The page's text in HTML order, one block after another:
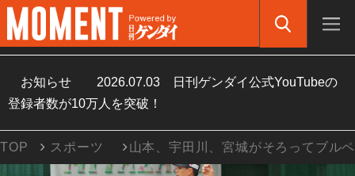
お知らせ 2026.07.03
日刊ゲンダイ公式YouTubeの
登録者数が10万人を突破！
TOP スポーツ 山本、宇田川、宮城がそろってブル